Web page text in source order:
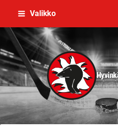
Siirry
sisältöön
Valikko